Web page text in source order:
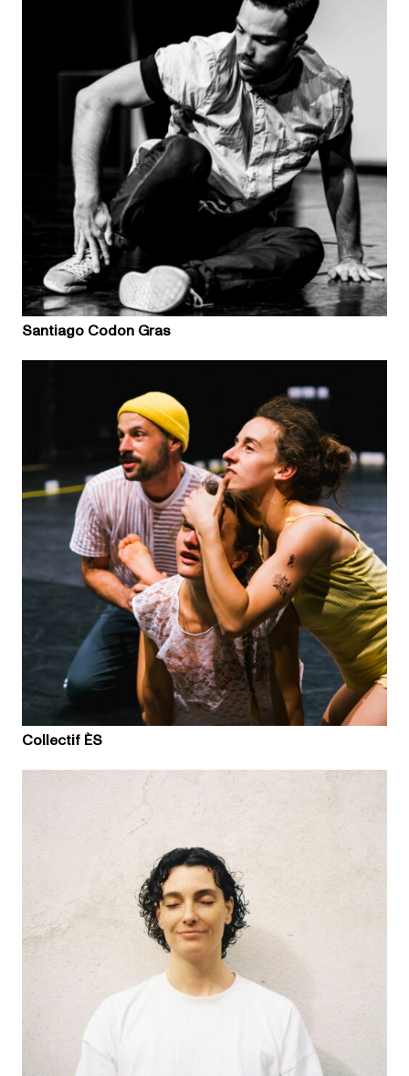
Santiago Codon Gras
Collectif ÈS